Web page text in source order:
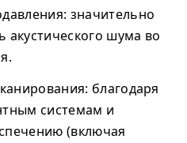
: значительно
шума во
: благодаря
системам и
(включая